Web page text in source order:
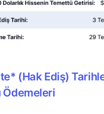
(Hak Ediş)
Ödemeleri